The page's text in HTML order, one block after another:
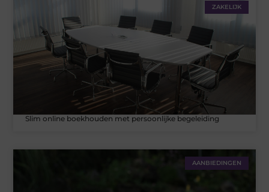
ZAKELIJK
Slim online boekhouden met persoonlijke begeleiding
AANBIEDINGEN